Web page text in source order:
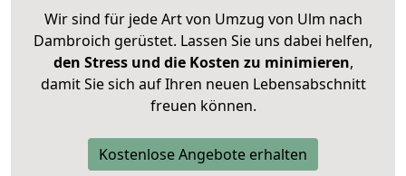
Wir sind für jede Art von Umzug von Ulm nach
Dambroich gerüstet. Lassen Sie uns dabei helfen,
den Stress und die Kosten zu minimieren,
damit Sie sich auf Ihren neuen Lebensabschnitt
freuen können.
Kostenlose Angebote erhalten